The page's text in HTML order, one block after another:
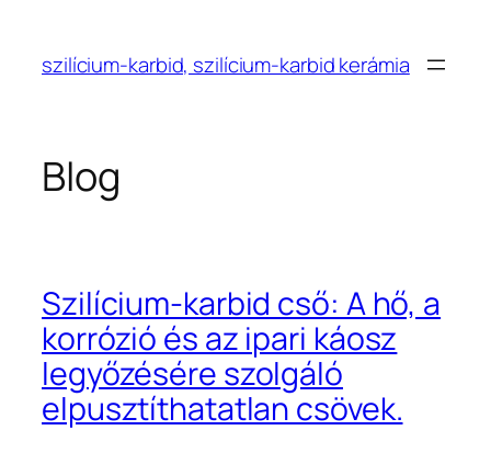
tartalomhoz
szilícium-karbid, szilícium-karbid kerámia
Blog
Szilícium-karbid cső: A hő, a
korrózió és az ipari káosz
legyőzésére szolgáló
elpusztíthatatlan csövek.